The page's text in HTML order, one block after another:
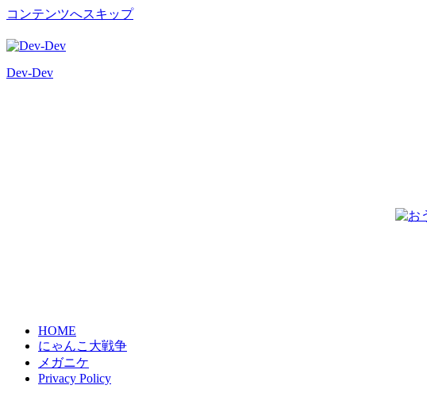
コンテンツへスキップ
Dev-Dev
HOME
にゃんこ大戦争
メガニケ
Privacy Policy